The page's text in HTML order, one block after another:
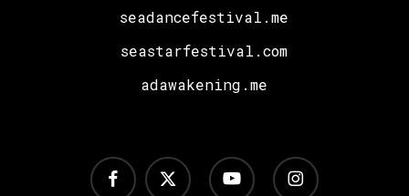
seadancefestival.me
seastarfestival.com
adawakening.me
x-
twitter
facebook youtube instagram